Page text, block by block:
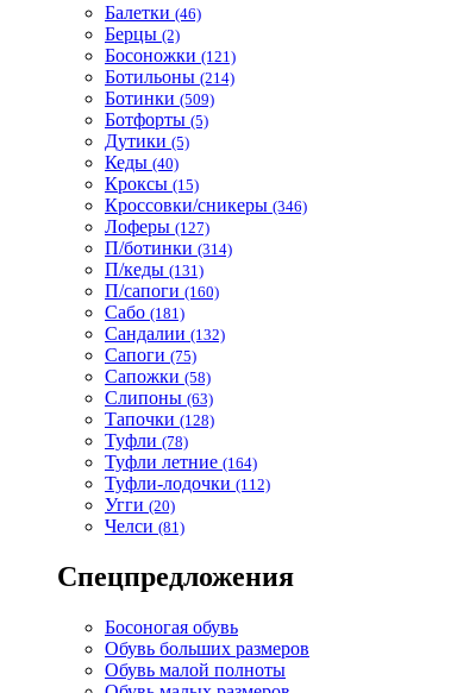
Балетки (46)
Берцы (2)
Босоножки (121)
Ботильоны (214)
Ботинки (509)
Ботфорты (5)
Дутики (5)
Кеды (40)
Кроксы (15)
Кроссовки/сникеры (346)
Лоферы (127)
П/ботинки (314)
П/кеды (131)
П/сапоги (160)
Сабо (181)
Сандалии (132)
Сапоги (75)
Сапожки (58)
Слипоны (63)
Тапочки (128)
Туфли (78)
Туфли летние (164)
Туфли-лодочки (112)
Угги (20)
Челси (81)
Спецпредложения
Босоногая обувь
Обувь больших размеров
Обувь малой полноты